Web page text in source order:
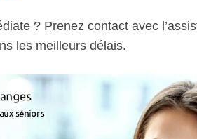
? Prenez contact avec
les meilleurs délais.